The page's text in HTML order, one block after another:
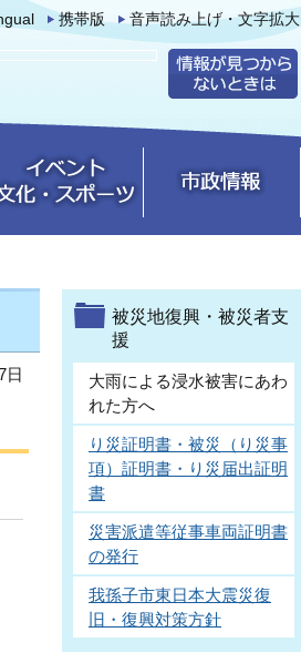
携帯版 音声読み上げ・文字拡大
日
被災地復興・被災者支
援
大雨による浸水被害にあわ
れた方へ
り災証明書・被災（り災事
項）証明書・り災届出証明
書
災害派遣等従事車両証明書
の発行
我孫子市東日本大震災復
旧・復興対策方針